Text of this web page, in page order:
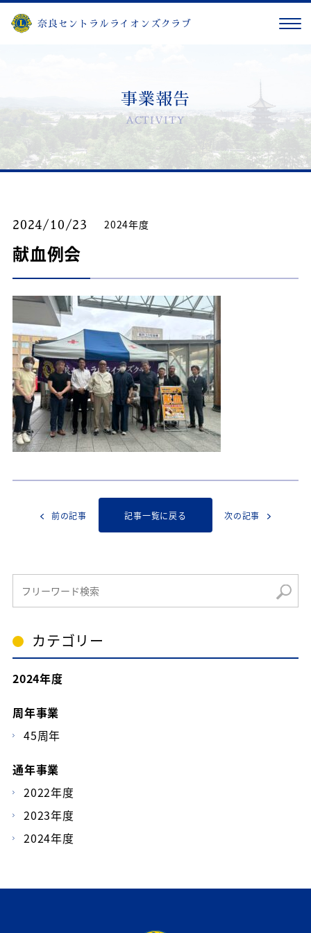
奈良セントラルライオンズクラブ
事業報告
ACTIVITY
2024/10/23 2024年度
献血例会
前の記事 記事一覧に戻る 次の記事
カテゴリー
2024年度
周年事業
45周年
通年事業
2022年度
2023年度
2024年度